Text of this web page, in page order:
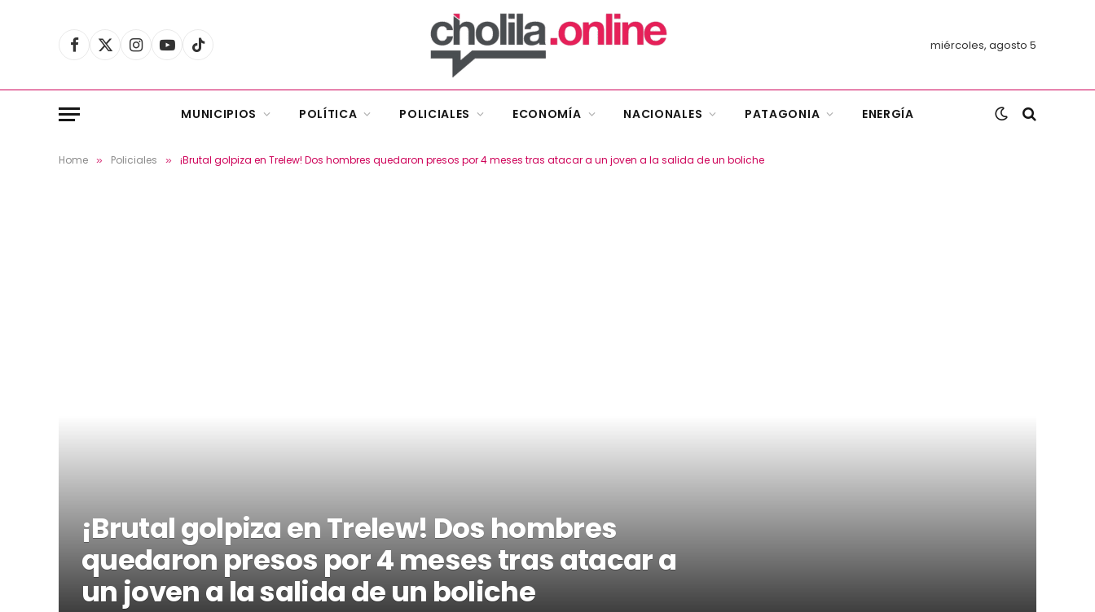
Facebook
X
Instagram
YouTubeTikTok miércoles, agosto 5
MUNICIPIOS POLÍTICA POLICIALES ECONOMÍA NACIONALES PATAGONIA ENERGÍA
Home » Policiales » ¡Brutal golpiza en Trelew! Dos hombres quedaron presos por 4 meses tras atacar a un joven a la salida de un boliche
¡Brutal golpiza en Trelew! Dos hombres
quedaron presos por 4 meses tras atacar a
un joven a la salida de un boliche